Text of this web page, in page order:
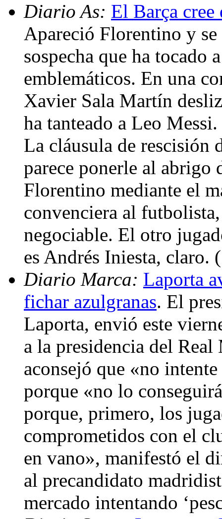
Diario As: El Barça cree
Apareció Florentino y
sospecha que ha tocado
emblemáticos. En una
Xavier Sala Martín
ha tanteado a Leo
La cláusula de rescisión
parece ponerle al abrigo
Florentino mediante el
convenciera al
negociable. El otro
es Andrés Iniesta,
Diario Marca: Laporta
fichar azulgranas. El
Laporta, envió este
a la presidencia del
aconsejó que «no
porque «no lo
porque, primero, los
comprometidos con el
en vano», manifestó el
al precandidato
mercado intentando